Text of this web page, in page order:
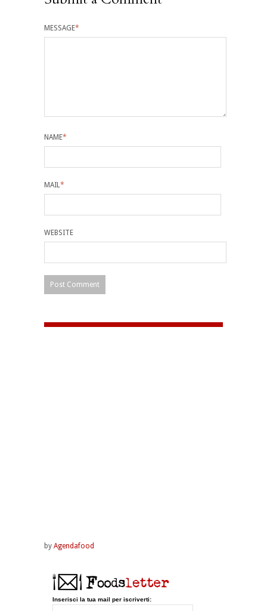
MESSAGE*
NAME*
MAIL *
WEBSITE
by Agendafood
Inserisci la tua mail per iscriverti: